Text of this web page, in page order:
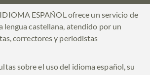
ESPAÑOL ofrece un servicio de
lengua castellana, atendido por un
correctores y periodistas
sobre el uso del idioma español, su